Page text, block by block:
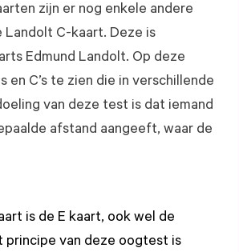
zijn er nog enkele andere
C-kaart. Deze is
Edmund Landolt. Op deze
C’s te zien die in verschillende
van deze test is dat iemand
afstand aangeeft, waar de
is de E kaart, ook wel de
principe van deze oogtest is